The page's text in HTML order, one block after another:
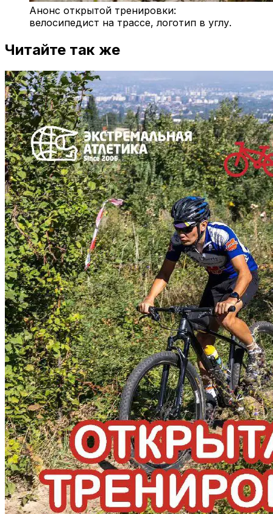
Анонс открытой тренировки:
велосипедист на трассе, логотип в углу.
Читайте так же